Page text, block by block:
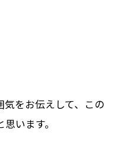
をお伝えして、この
います。